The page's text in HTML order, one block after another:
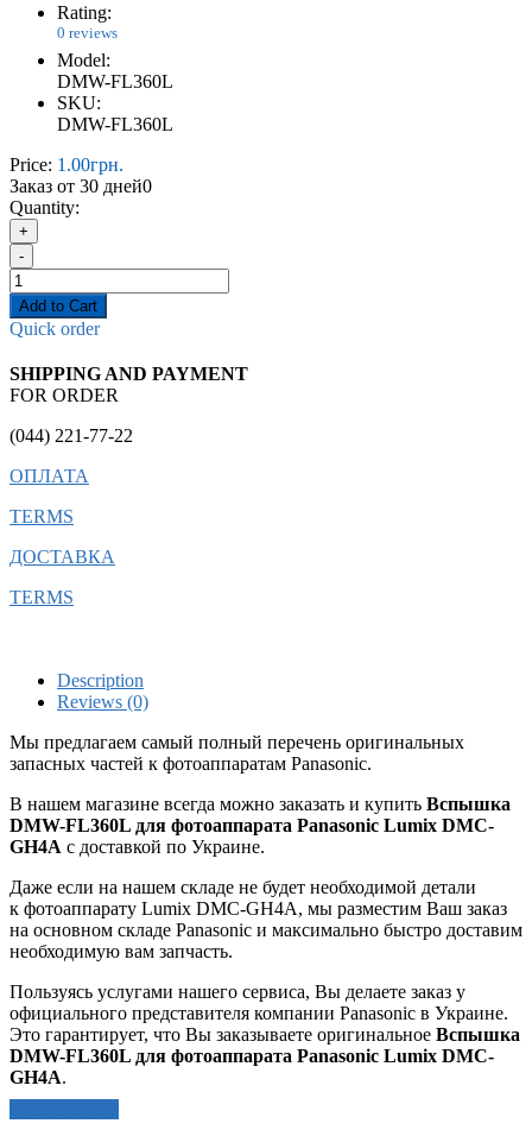
Rating:
0 reviews
Model:
DMW-FL360L
SKU:
DMW-FL360L
Price: 1.00грн.
Заказ от 30 дней0
Quantity:
+
-
Add to Cart
Quick order
SHIPPING AND PAYMENT
FOR ORDER
(044) 221-77-22
ОПЛАТА
TERMS
ДОСТАВКА
TERMS
Description
Reviews (0)
Мы предлагаем самый полный перечень оригинальных
запасных частей к фотоаппаратам Panasonic.
В нашем магазине всегда можно заказать и купить Вспышка
DMW-FL360L для фотоаппарата Panasonic Lumix DMC-
GH4A с доставкой по Украине.
Даже если на нашем складе не будет необходимой детали
к фотоаппарату Lumix DMC-GH4A, мы разместим Ваш заказ
на основном складе Panasonic и максимально быстро доставим
необходимую вам запчасть.
Пользуясь услугами нашего сервиса, Вы делаете заказ у
официального представителя компании Panasonic в Украине.
Это гарантирует, что Вы заказываете оригинальное Вспышка
DMW-FL360L для фотоаппарата Panasonic Lumix DMC-
GH4A.